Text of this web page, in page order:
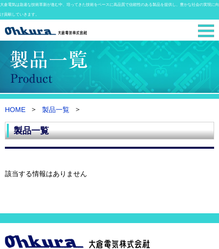
大倉電気は急速な技術革新が進む中、培ってきた技術をベースに高品質で信頼性のある製品を提供し、豊かな社会の実現に向
け貢献していきます。
HOME 製品一覧
製品一覧
該当する情報はありません